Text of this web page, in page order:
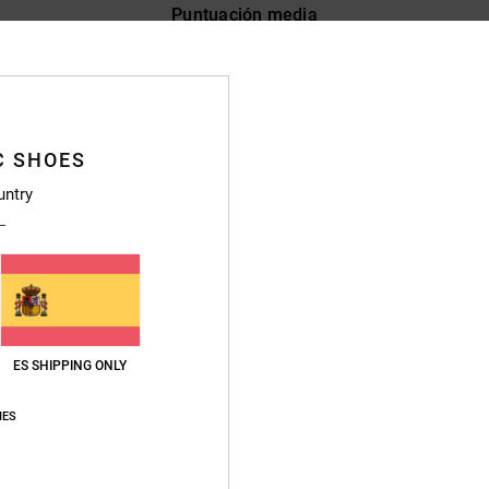
Puntuación media
4.8
calidad-precio
SHOES
ES SHIPPING ONLY